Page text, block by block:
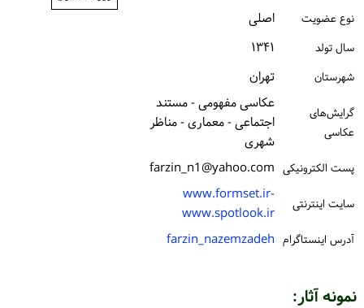
نوع عضویت اصلی
سال تولد ۱۳۴۱
شهرستان تهران
گرایش‌های
عکاسی
عکاسی مفهومی - مستند
اجتماعی - معماری - مناظر
شهری
پست الكترونیكی farzin_n1@yahoo.com
سایت اینترنتی
www.formset.ir-
www.spotlook.ir
آدرس اینستاگرام farzin_nazemzadeh
نمونه آثار: